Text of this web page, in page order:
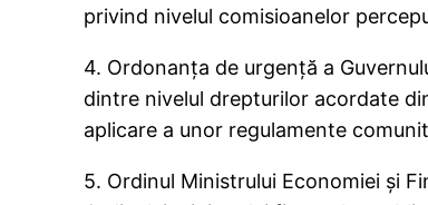
privind nivelul comisioanelor
4. Ordonanţa de urgenţă a
dintre nivelul drepturilor acordate
aplicare a unor regulamente
5. Ordinul Ministrului Economiei şi